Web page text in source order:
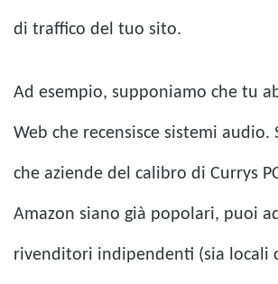
di traffico del tuo sito.
Ad esempio, supponiamo che tu
Web che recensisce sistemi audio.
che aziende del calibro di Currys
Amazon siano già popolari, puoi
rivenditori indipendenti (sia locali